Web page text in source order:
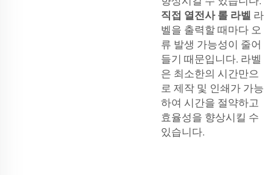
직접 열전사 롤 라벨 라
벨을 출력할 때마다 오
류 발생 가능성이 줄어
들기 때문입니다. 라벨
은 최소한의 시간만으
로 제작 및 인쇄가 가능
하여 시간을 절약하고
효율성을 향상시킬 수
있습니다.